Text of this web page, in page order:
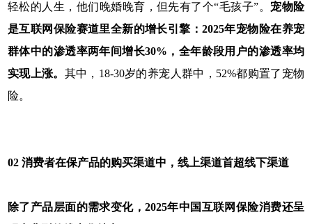
轻松的人生，他们晚婚晚育，但先有了个“毛孩子”。 宠物险
是互联网保险赛道里全新的增长引擎：2025年宠物险在养宠
群体中的渗透率两年间增长30%，全年龄段用户的渗透率均
实现上涨。 其中，18-30岁的养宠人群中，52%都购置了宠物
险。
02 消费者在保产品的购买渠道中，线上渠道首超线下渠道
除了产品层面的需求变化，2025年中国互联网保险消费还呈